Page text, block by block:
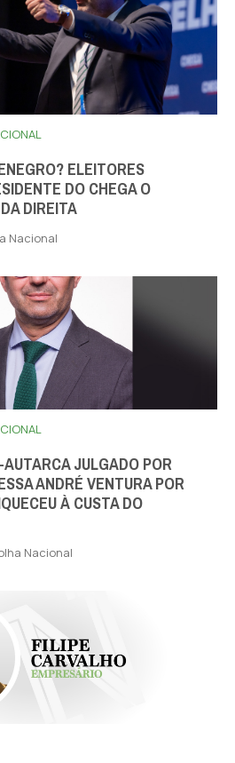
ELEITORES
DO CHEGA O
DIREITA
Nacional
JULGADO POR
ANDRÉ VENTURA POR
À CUSTA DO
Nacional